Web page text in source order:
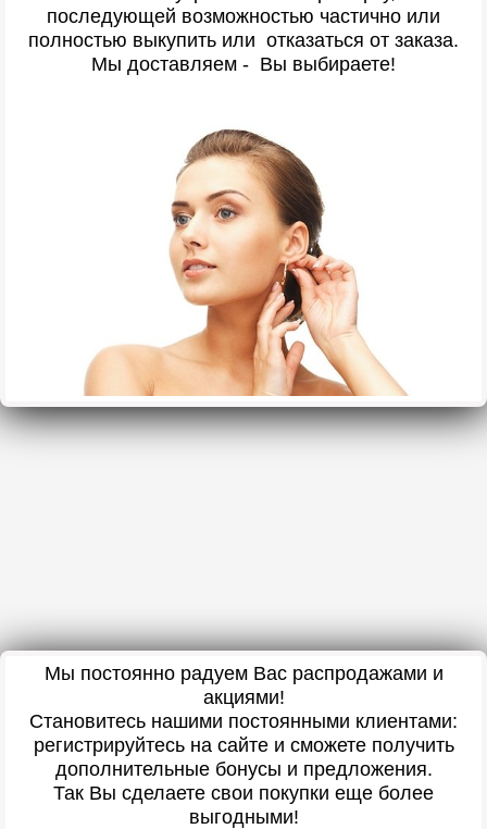
последующей возможностью частично или
полностью выкупить или отказаться от заказа.
Мы доставляем - Вы выбираете!
Мы постоянно радуем Вас распродажами и
акциями!
Становитесь нашими постоянными клиентами:
регистрируйтесь на сайте и сможете получить
дополнительные бонусы и предложения.
Так Вы сделаете свои покупки еще более
выгодными!